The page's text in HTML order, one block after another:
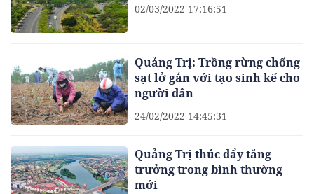
02/03/2022 17:16:51
Quảng Trị: Trồng rừng chống
sạt lở gắn với tạo sinh kế cho
người dân
24/02/2022 14:45:31
Quảng Trị thúc đẩy tăng
trưởng trong bình thường
mới